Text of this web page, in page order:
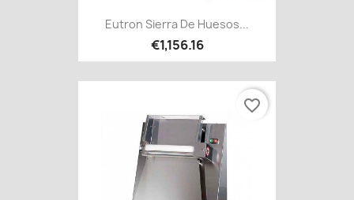
Eutron Sierra De Huesos...
€1,156.16
favorite_border